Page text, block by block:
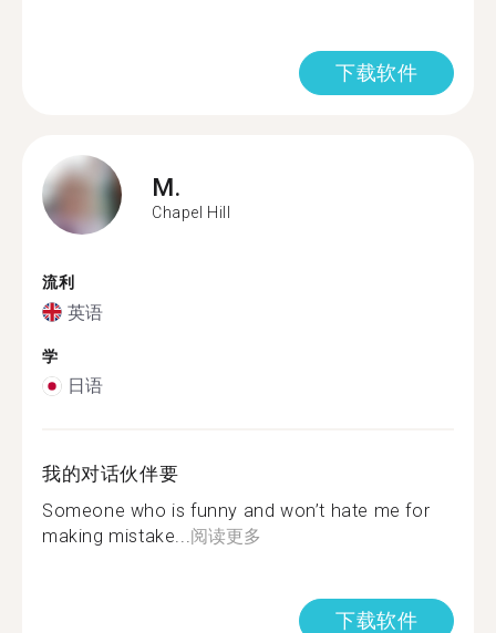
下载软件
M.
Chapel Hill
流利
英语
学
日语
我的对话伙伴要
Someone who is funny and won’t hate me for
making mistake...阅读更多
下载软件